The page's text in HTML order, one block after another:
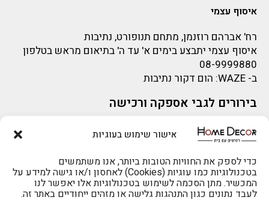
אישור שימוש בעוגיות
כדי לספק את החוויות הטובות ביותר, אנו משתמשים
בטכנולוגיות כמו עוגיות (Cookies) לאחסון ו/או גישה למידע על
המכשיר. מתן הסכמה לשימוש בטכנולוגיות אלו יאפשר לנו
לעבד נתונים כגון התנהגות גלישה או מזהים ייחודיים באתר זה.
להזמנות 073-2002666
איסוף עצמי
רח' אברהם רוזנמן, מתחם תנופורט, נתיבות
איסוף עצמי יתבצע בימים א' עד ה' בתיאום מראש בטלפון
08-9999880
ב- WAZE: הום דקור נתיבות
בירורים לגבי אספקה ורכישה
בירור לגבי אספקה -ניתן לפנות למייל:
sigal@home-decor.co.il
פניות לפני רכישה – ניתן לפנות למייל: omer@home-
decor.co.il